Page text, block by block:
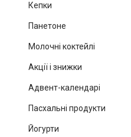
Кепки
Панетоне
Молочні коктейлі
Акції і знижки
Адвент-календарі
Пасхальні продукти
Йогурти